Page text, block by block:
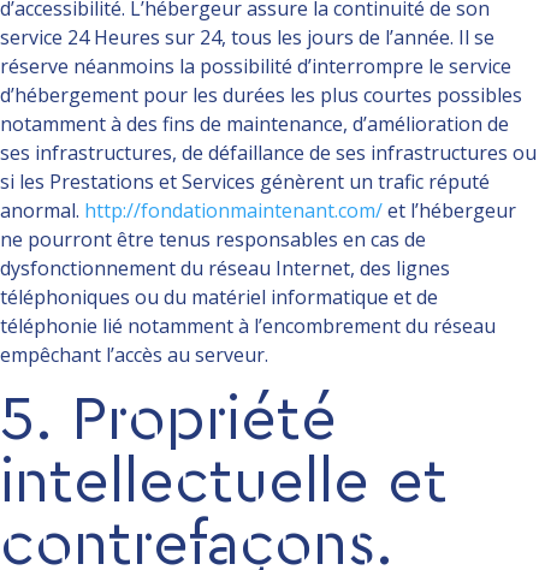
d’accessibilité. L’hébergeur assure la continuité de son
service 24 Heures sur 24, tous les jours de l’année. Il se
réserve néanmoins la possibilité d’interrompre le service
d’hébergement pour les durées les plus courtes possibles
notamment à des fins de maintenance, d’amélioration de
ses infrastructures, de défaillance de ses infrastructures ou
si les Prestations et Services génèrent un trafic réputé
anormal. http://fondationmaintenant.com/et l’hébergeur
ne pourront être tenus responsables en cas de
dysfonctionnement du réseau Internet, des lignes
téléphoniques ou du matériel informatique et de
téléphonie lié notamment à l’encombrement du réseau
empêchant l’accès au serveur.
5. Propriété
intellectuelle et
contrefaçons.